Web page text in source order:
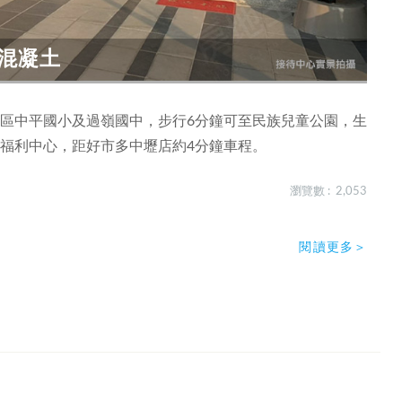
凝土
中平國小及過嶺國中，步行6分鐘可至民族兒童公園，生
利中心，距好市多中壢店約4分鐘車程。
瀏覽數 : 2,053
閱讀更多＞